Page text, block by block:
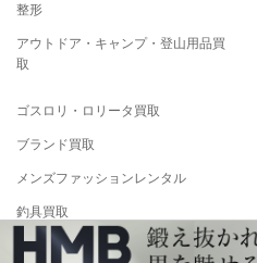
整形
アウトドア・キャンプ・登山用品買
取
ゴスロリ・ロリータ買取
ブランド買取
メンズファッションレンタル
釣具買取
Copyright© メンズ